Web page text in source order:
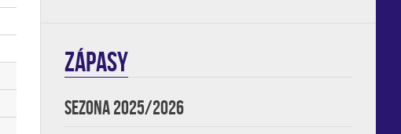
ZÁPASY
SEZONA 2025/2026